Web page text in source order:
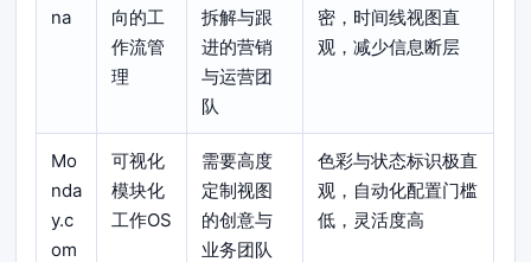
na
向的工
作流管
理
拆解与跟
进的营销
与运营团
队
密，时间线视图直
观，减少信息断层
Mo
nda
y.c
om
可视化
模块化
工作OS
需要高度
定制视图
的创意与
业务团队
色彩与状态标识极直
观，自动化配置门槛
低，灵活度高